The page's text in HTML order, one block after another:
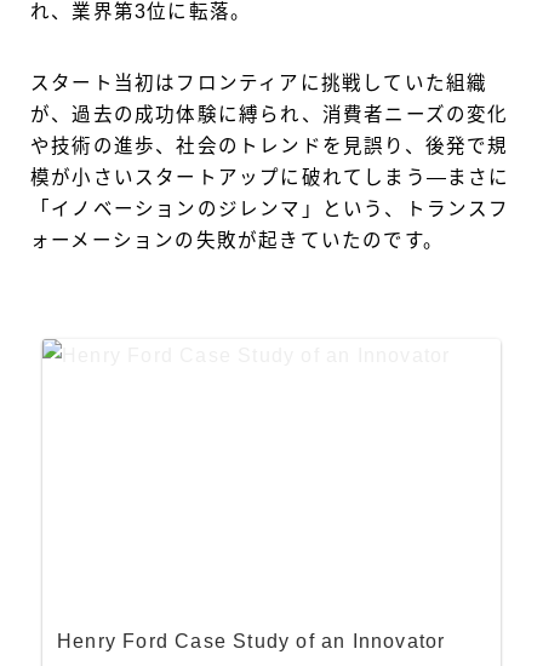
れ、業界第3位に転落。
スタート当初はフロンティアに挑戦していた組織
が、過去の成功体験に縛られ、消費者ニーズの変化
や技術の進歩、社会のトレンドを見誤り、後発で規
模が小さいスタートアップに破れてしまう―まさに
「イノベーションのジレンマ」という、トランスフ
ォーメーションの失敗が起きていたのです。
Henry Ford Case Study of an Innovator